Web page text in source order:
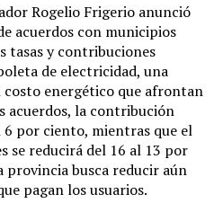
Rogelio Frigerio anunció
acuerdos con municipios
tasas y contribuciones
de electricidad, una
costo energético que afrontan
acuerdos, la contribución
por ciento, mientras que el
se reducirá del 16 al 13 por
provincia busca reducir aún
pagan los usuarios.